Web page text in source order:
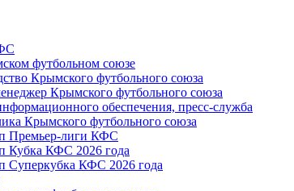
футбольном союзе
Крымского футбольного союза
Крымского футбольного союза
обеспечения, пресс-служба
Крымского футбольного союза
Премьер-лиги КФС
Кубка КФС 2026 года
Суперкубка КФС 2026 года